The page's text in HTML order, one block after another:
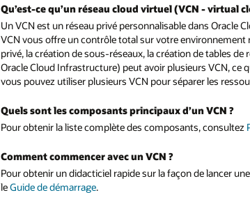
Qu’est-ce qu’un réseau cloud virtuel (VCN - virtual
Un VCN est un réseau privé personnalisable dans
VCN vous offre un contrôle total sur votre environnement
privé, la création de sous-réseaux, la création de tables
Oracle Cloud Infrastructure) peut avoir plusieurs VCN, ce
vous pouvez utiliser plusieurs VCN pour séparer les
Quels sont les composants principaux d’un VCN ?
Pour obtenir la liste complète des composants, consultez
Comment commencer avec un VCN ?
Pour obtenir un didacticiel rapide sur la façon de lancer
leGuide de démarrage.